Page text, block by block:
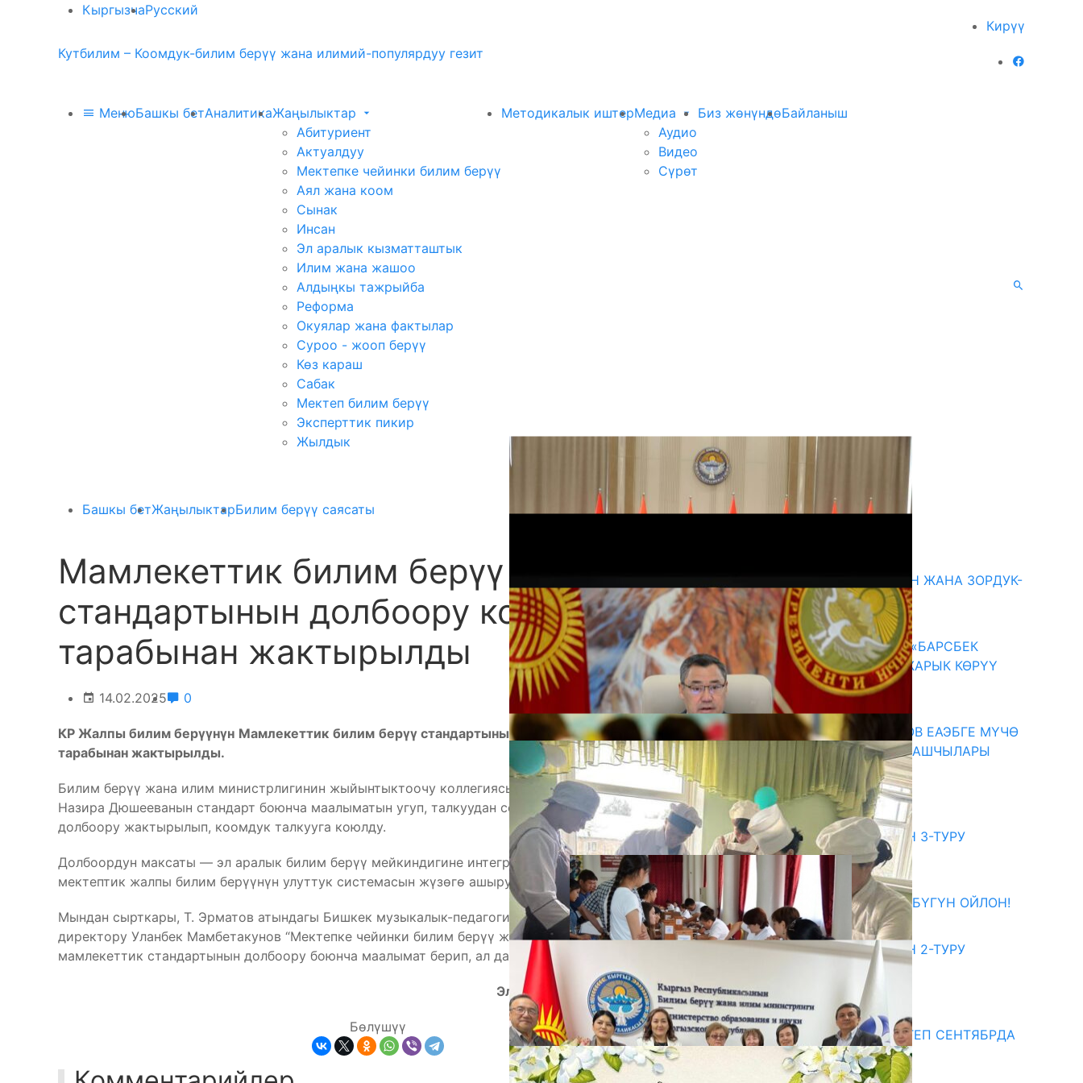
КыргызчаРусский
Кирүү
Кутбилим – Коомдук-билим берүү жана илимий-популярдуу гезит
МенюБашкы бетАналитикаЖаңылыктар
Абитуриент
Актуалдуу
Мектепке чейинки билим берүү
Аял жана коом
Сынак
Инсан
Эл аралык кызматташтык
Илим жана жашоо
Алдыңкы тажрыйба
Реформа
Окуялар жана фактылар
Суроо - жооп берүү
Көз караш
Сабак
Мектеп билим берүү
Эксперттик пикир
Жылдык
Методикалык иштерМедиа
Аудио
Видео
Сүрөт
Биз жөнүндөБайланыш
Башкы бетЖаңылыктарБилим берүү саясаты
Мамлекеттик билим берүү
стандартынын долбоору коллегия
тарабынан жактырылды
14.02.2025 0
КР Жалпы билим берүүнүн Мамлекеттик билим берүү стандартынын долбоору коллегия
тарабынан жактырылды.
Билим берүү жана илим министрлигинин жыйынтыктоочу коллегиясында КББАнын президенти
Назира Дюшееванын стандарт боюнча маалыматын угуп, талкуудан соң, аталган стандарттын
долбоору жактырылып, коомдук талкууга коюлду.
Долбоордун максаты — эл аралык билим берүү мейкиндигине интеграцияланган жана таанылган
мектептик жалпы билим берүүнүн улуттук системасын жүзөгө ашыруу.
Мындан сырткары, Т. Эрматов атындагы Бишкек музыкалык-педагогикалык институтунун
директору Уланбек Мамбетакунов “Мектепке чейинки билим берүү жана балдарды багуу”
мамлекеттик стандартынын долбоору боюнча маалымат берип, ал да коомдук талкууга коюлду.
Эльвира Какиева, «Кут Билим»
Бөлүшүү
ГЕНДЕРДИК БАСМЫРЛООДОН ЖАНА ЗОРДУК-
ЗОМБУЛУКТАН КОРГОО
07.08.2026
КЫРГЫЗ ТАРЫХЫ ТАСМАДА: «БАРСБЕК
КАГАН» КӨРКӨМ ТАСМАСЫ ЖАРЫК КӨРҮҮ
АЛДЫНДА
07.08.2026
ПРЕЗИДЕНТ САДЫР ЖАПАРОВ ЕАЭБГЕ МҮЧӨ
МАМЛЕКЕТТЕРДИН ӨКМӨТ БАШЧЫЛАРЫ
МЕНЕН ЖОЛУГУШТУ
07.08.2026
Абитуриент
ЖОЖДОРГО КАБЫЛ АЛУУНУН 3-ТУРУ
БАШТАЛДЫ
27.07.2026
ӨЗҮҢДҮН КЕЛЕЧЕГИҢ ҮЧҮН БҮГҮН ОЙЛОН!
20.07.2026
ЖОЖДОРГО КАБЫЛ АЛУУНУН 2-ТУРУ
20.07.2026
Медиа
СУЗАКТА 750 ОРУНДУУ МЕКТЕП СЕНТЯБРДА
ПАЙДАЛАНУУГА БЕРИЛЕТ
07.08.2025